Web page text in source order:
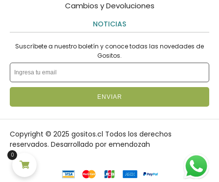
Cambios y Devoluciones
NOTICIAS
Suscríbete a nuestro boletín y conoce todas las novedades de
Gositos.
ENVIAR
Copyright © 2025 gositos.cl Todos los derechos
reservados. Desarrollado por emendozah
0